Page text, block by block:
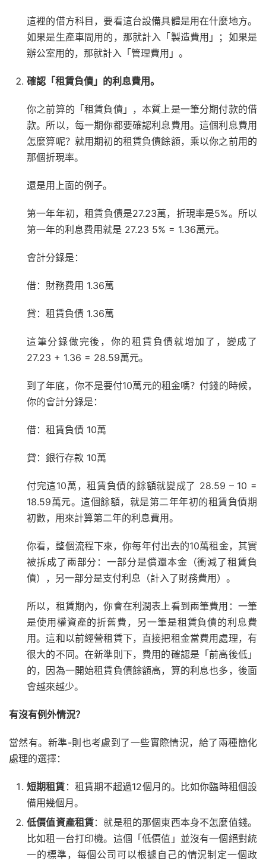
這裡的借方科目，要看這台設備具體是用在什麼地方。
如果是生產車間用的，那就計入「製造費用」；如果是
辦公室用的，那就計入「管理費用」。
確認「租賃負債」的利息費用。
你之前算的「租賃負債」，本質上是一筆分期付款的借
款。所以，每一期你都要確認利息費用。這個利息費用
怎麼算呢？就用期初的租賃負債餘額，乘以你之前用的
那個折現率。
還是用上面的例子。
第一年年初，租賃負債是27.23萬，折現率是5%。所以
第一年的利息費用就是 27.23 5% = 1.36萬元。
會計分錄是：
借：財務費用 1.36萬
貸：租賃負債 1.36萬
這筆分錄做完後，你的租賃負債就增加了，變成了
27.23 + 1.36 = 28.59萬元。
到了年底，你不是要付10萬元的租金嗎？付錢的時候，
你的會計分錄是：
借：租賃負債 10萬
貸：銀行存款 10萬
付完這10萬，租賃負債的餘額就變成了 28.59 – 10 =
18.59萬元。這個餘額，就是第二年年初的租賃負債期
初數，用來計算第二年的利息費用。
你看，整個流程下來，你每年付出去的10萬租金，其實
被拆成了兩部分：一部分是償還本金（衝減了租賃負
債），另一部分是支付利息（計入了財務費用）。
所以，租賃期內，你會在利潤表上看到兩筆費用：一筆
是使用權資產的折舊費，另一筆是租賃負債的利息費
用。這和以前經營租賃下，直接把租金當費用處理，有
很大的不同。在新準則下，費用的確認是「前高後低」
的，因為一開始租賃負債餘額高，算的利息也多，後面
會越來越少。
有沒有例外情況？
當然有。新準-則也考慮到了一些實際情況，給了兩種簡化
處理的選擇：
短期租賃 ：租賃期不超過12個月的。比如你臨時租個設
備用幾個月。
低價值資產租賃：就是租的那個東西本身不怎麼值錢。
比如租一台打印機。這個「低價值」並沒有一個絕對統
一的標準，每個公司可以根據自己的情況制定一個政